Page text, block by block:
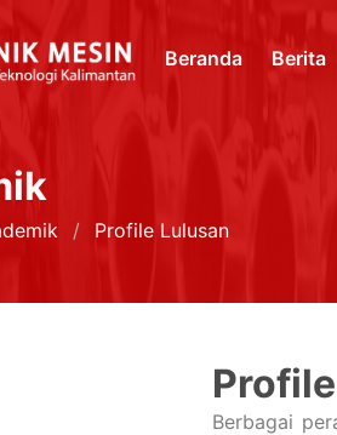
Beranda Berita
Profile Lulusan
Berbagai